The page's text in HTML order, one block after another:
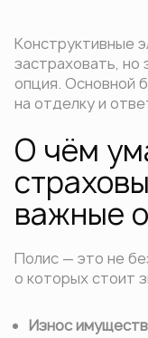
Конструктивные
застраховать, но
опция. Основной
на отделку и
О чём
важные
Полис — это не
о которых стоит
Износ